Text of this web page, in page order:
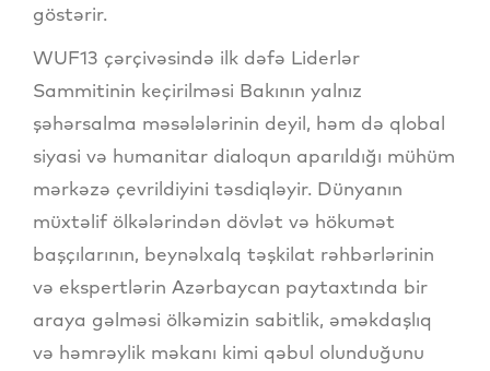
göstərir.
WUF13 çərçivəsində ilk dəfə Liderlər
Sammitinin keçirilməsi Bakının yalnız
şəhərsalma məsələlərinin deyil, həm də qlobal
siyasi və humanitar dialoqun aparıldığı mühüm
mərkəzə çevrildiyini təsdiqləyir. Dünyanın
müxtəlif ölkələrindən dövlət və hökumət
başçılarının, beynəlxalq təşkilat rəhbərlərinin
və ekspertlərin Azərbaycan paytaxtında bir
araya gəlməsi ölkəmizin sabitlik, əməkdaşlıq
və həmrəylik məkanı kimi qəbul olunduğunu